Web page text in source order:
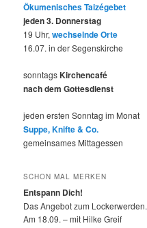
Ökumenisches Taizégebet
jeden 3. Donnerstag
19 Uhr,wechselnde Orte
16.07. in der Segenskirche
sonntagsKirchencafé
nach dem Gottesdienst
jeden ersten Sonntag im Monat
Suppe, Knifte & Co.
gemeinsames Mittagessen
SCHON MAL MERKEN
Entspann Dich!
Das Angebot zum Lockerwerden.
Am 18.09. – mit Hilke Greif